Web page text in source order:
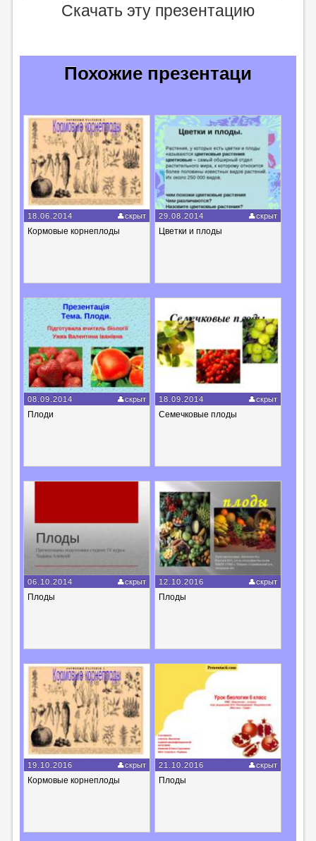
Скачать эту презентацию
Похожие презентаци
18.06.2014 скрыт
Кормовые корнеплоды
29.08.2014 скрыт
Цветки и плоды
08.09.2014 скрыт
Плоди
18.09.2014 скрыт
Семечковые плоды
06.10.2014 скрыт
Плоды
12.10.2016 скрыт
Плоды
19.10.2016 скрыт
Кормовые корнеплоды
21.10.2016 скрыт
Плоды